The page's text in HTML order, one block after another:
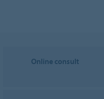
Online consult